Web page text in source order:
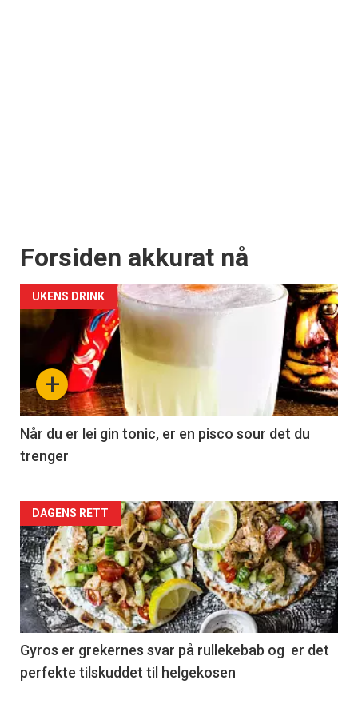
Forsiden akkurat nå
+
UKENS DRINK
Når du er lei gin tonic, er en pisco sour det du
trenger
Forsiden
akkurat
nå
-
2
DAGENS RETT
Gyros er grekernes svar på rullekebab og er det
perfekte tilskuddet til helgekosen